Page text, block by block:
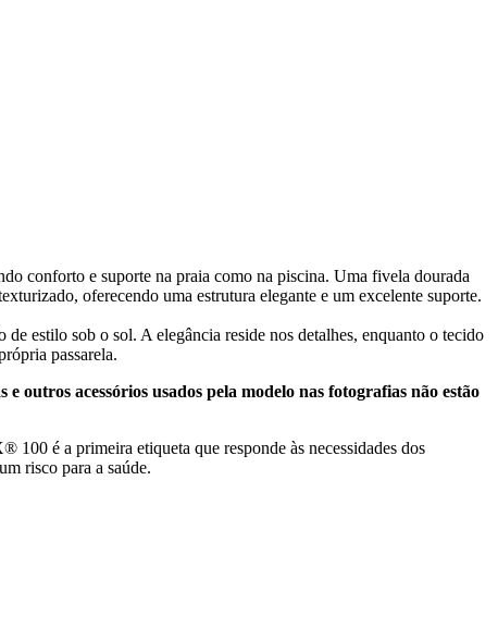
conforto e suporte na praia como na piscina. Uma fivela dourada
oferecendo uma estrutura elegante e um excelente suporte.
estilo sob o sol. A elegância reside nos detalhes, enquanto o tecido
passarela.
outros acessórios usados pela modelo nas fotografias não estão
é a primeira etiqueta que responde às necessidades dos
risco para a saúde.